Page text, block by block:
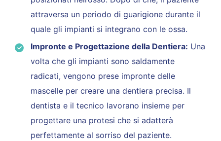
attraversa un periodo di guarigione durante il
quale gli impianti si integrano con le ossa.
Impronte e Progettazione della Dentiera: Una
volta che gli impianti sono saldamente
radicati, vengono prese impronte delle
mascelle per creare una dentiera precisa. Il
dentista e il tecnico lavorano insieme per
progettare una protesi che si adatterà
perfettamente al sorriso del paziente.